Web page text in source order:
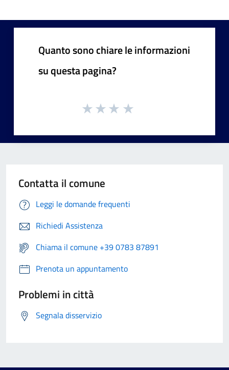
Quanto sono chiare le informazioni
su questa pagina?
Contatta il comune
Leggi le domande frequenti
Richiedi Assistenza
Chiama il comune +39 0783 87891
Prenota un appuntamento
Problemi in città
Segnala disservizio